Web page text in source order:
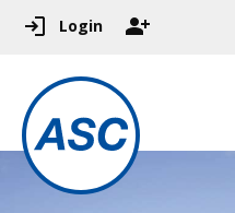
Login